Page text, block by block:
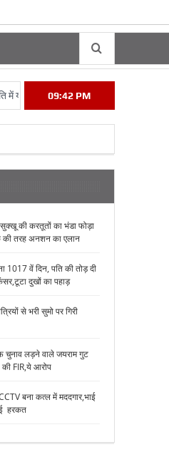
से भरी सुमो पर गिरी चटटानें,13 की मौत
09:42 PM
की करतूतों का भंडा फोड़ा
की तरह अनशन का एलान
1017 वें दिन, पति की तोड़ दी
दुखों का पहाड़
से भरी सुमो पर गिरी
लड़ने वाले जयराम गुट
FIR,ये आरोप
बना कत्‍ल में मददगार,भाई
हरकत